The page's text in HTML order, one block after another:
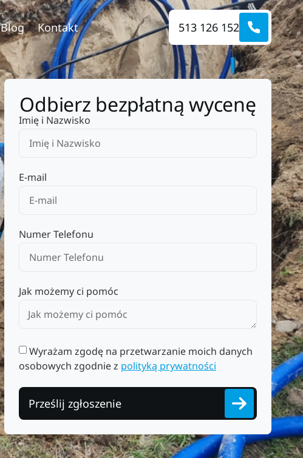
Blog Kontakt 513 126 152
Odbierz bezpłatną wycenę
Imię i Nazwisko
E-mail
Numer Telefonu
Jak możemy ci pomóc
Wyrażam zgodę na przetwarzanie moich danych
osobowych zgodnie z polityką prywatności
Prześlij zgłoszenie